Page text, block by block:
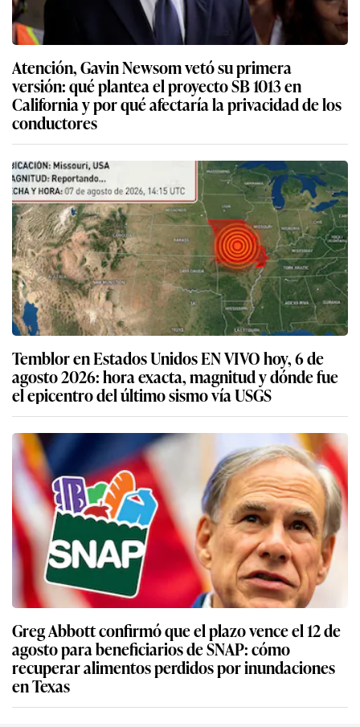
Atención, Gavin Newsom vetó su primera
versión: qué plantea el proyecto SB 1013 en
California y por qué afectaría la privacidad de los
conductores
Temblor en Estados Unidos EN VIVO hoy, 6 de
agosto 2026: hora exacta, magnitud y dónde fue
el epicentro del último sismo vía USGS
Greg Abbott confirmó que el plazo vence el 12 de
agosto para beneficiarios de SNAP: cómo
recuperar alimentos perdidos por inundaciones
en Texas